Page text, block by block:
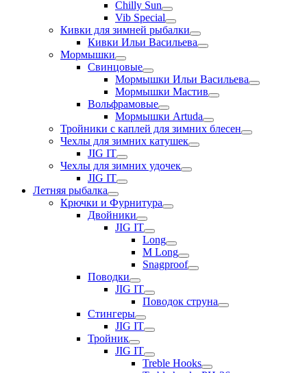
Chilly Sun
Vib Special
Кивки для зимней рыбалки
Кивки Ильи Васильева
Мормышки
Свинцовые
Мормышки Ильи Васильева
Мормышки Мастив
Вольфрамовые
Мормышки Artuda
Тройники с каплей для зимних блесен
Чехлы для зимних катушек
JIG IT
Чехлы для зимних удочек
JIG IT
Летняя рыбалка
Крючки и Фурнитура
Двойники
JIG IT
Long
M Long
Snagproof
Поводки
JIG IT
Поводок струна
Стингеры
JIG IT
Тройник
JIG IT
Treble Hooks